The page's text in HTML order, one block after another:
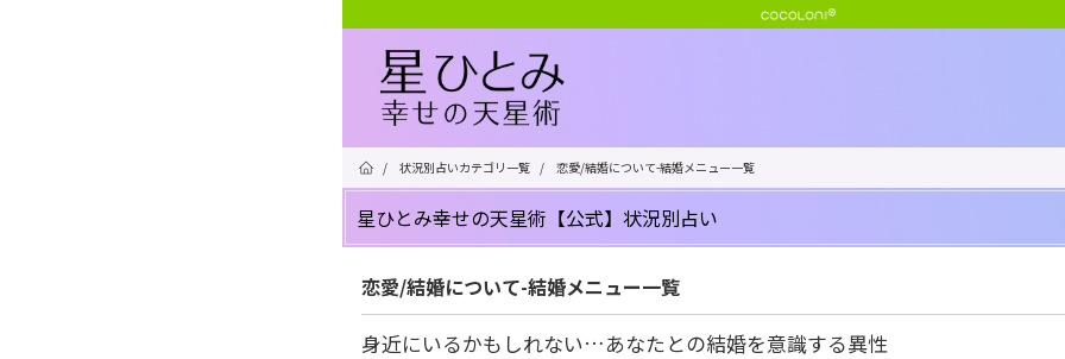
/ 状況別占いカテゴリ一覧 / 恋愛/結婚について-結婚メニュー一覧
星ひとみ幸せの天星術【公式】状況別占い
恋愛/結婚について-結婚メニュー一覧
身近にいるかもしれない…あなたとの結婚を意識する異性